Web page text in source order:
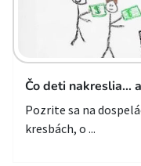
Čo deti nakreslia…
Pozrite sa na
kresbách, o ...